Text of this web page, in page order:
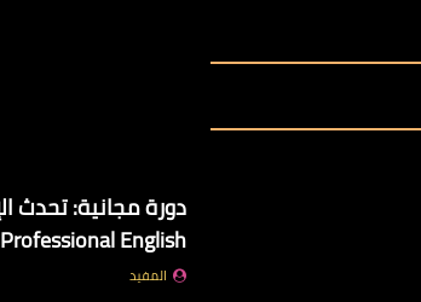
Professional English
المفيد